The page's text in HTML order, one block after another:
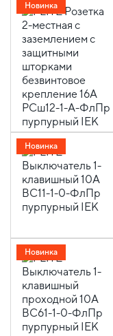
Новинка
Новинка
Новинка